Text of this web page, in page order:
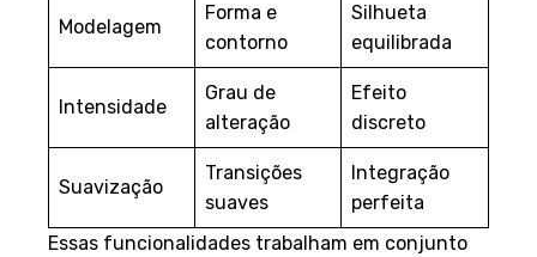
Modelagem
Forma e
contorno
Silhueta
equilibrada
Intensidade
Grau de
alteração
Efeito
discreto
Suavização
Transições
suaves
Integração
perfeita
Essas funcionalidades trabalham em conjunto